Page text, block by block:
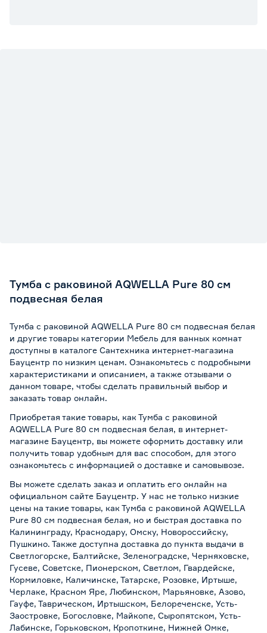
Тумба с раковиной AQWELLA Pure 80 см
подвесная белая
Тумба с раковиной AQWELLA Pure 80 см подвесная белая
и другие товары категории Мебель для ванных комнат
доступны в каталоге Сантехника интернет-магазина
Бауцентр по низким ценам. Ознакомьтесь с подробными
характеристиками и описанием, а также отзывами о
данном товаре, чтобы сделать правильный выбор и
заказать товар онлайн.
Приобретая такие товары, как Тумба с раковиной
AQWELLA Pure 80 см подвесная белая, в интернет-
магазине Бауцентр, вы можете оформить доставку или
получить товар удобным для вас способом, для этого
ознакомьтесь с информацией о доставке и самовывозе.
Вы можете сделать заказ и оплатить его онлайн на
официальном сайте Бауцентр. У нас не только низкие
цены на такие товары, как Тумба с раковиной AQWELLA
Pure 80 см подвесная белая, но и быстрая доставка по
Калининграду, Краснодару, Омску, Новороссийску,
Пушкино. Также доступна доставка до пункта выдачи в
Светлогорске, Балтийске, Зеленоградске, Черняховске,
Гусеве, Советске, Пионерском, Светлом, Гвардейске,
Кормиловке, Каличинске, Татарске, Розовке, Иртыше,
Черлаке, Красном Яре, Любинском, Марьяновке, Азово,
Гауфе, Таврическом, Иртышском, Белореченске, Усть-
Заостровке, Богословке, Майкопе, Сыропятском, Усть-
Лабинске, Горьковском, Кропоткине, Нижней Омке,